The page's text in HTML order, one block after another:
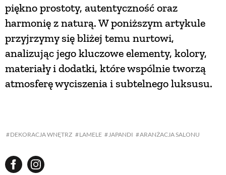
DEKORACJA WNĘTRZ LAMELE JAPANDI ARANŻACJA SALONU
piękno prostoty, autentyczność oraz
harmonię z naturą. W poniższym artykule
przyjrzymy się bliżej temu nurtowi,
analizując jego kluczowe elementy, kolory,
materiały i dodatki, które wspólnie tworzą
atmosferę wyciszenia i subtelnego luksusu.
EKO ŻYCIE
PRZYRODA
ZWIERZĘTA DOMOWE